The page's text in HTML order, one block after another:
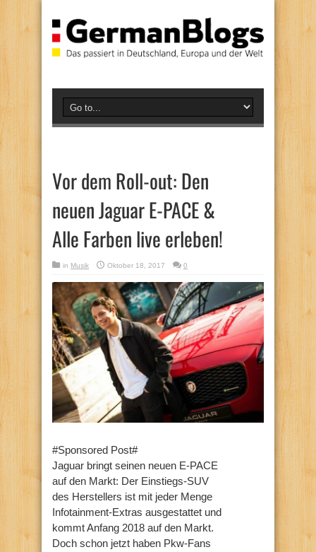
Vor dem Roll-out: Den
neuen Jaguar E-PACE &
Alle Farben live erleben!
in Musik Oktober 18, 2017 0
#Sponsored Post#
Jaguar bringt seinen neuen E-PACE
auf den Markt: Der Einstiegs-SUV
des Herstellers ist mit jeder Menge
Infotainment-Extras ausgestattet und
kommt Anfang 2018 auf den Markt.
Doch schon jetzt haben Pkw-Fans